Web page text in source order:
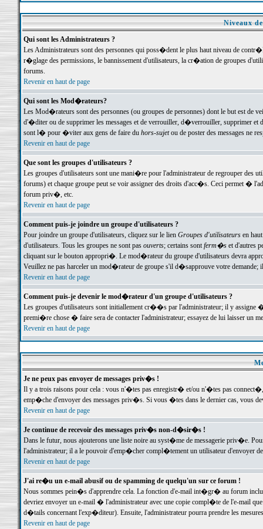
Niveaux
Qui sont les Administrateurs ?
Les Administrateurs sont des personnes qui poss�dent le plus haut niveau de
r�glage des permissions, le bannissement d'utilisateurs, la cr�ation de groupes
forums.
Revenir en haut de page
Qui sont les Mod�rateurs?
Les Mod�rateurs sont des personnes (ou groupes de personnes) dont le but est de
d'�diter ou de supprimer les messages et de verrouiller, d�verrouiller, supprimer
sont l� pour �viter aux gens de faire du hors-sujetou de poster des messages ne
Revenir en haut de page
Que sont les groupes d'utilisateurs ?
Les groupes d'utilisateurs sont une mani�re pour l'administrateur de regrouper des
forums) et chaque groupe peut se voir assigner des droits d'acc�s. Ceci permet
forum priv�, etc.
Revenir en haut de page
Comment puis-je joindre un groupe d'utilisateurs ?
Pour joindre un groupe d'utilisateurs, cliquez sur le lien Groupes d'utilisateursen haut
d'utilisateurs. Tous les groupes ne sont pas ouverts; certains sontferm�set d'autres
cliquant sur le bouton appropri�. Le mod�rateur du groupe d'utilisateurs devra
Veuillez ne pas harceler un mod�rateur de groupe s'il d�sapprouve votre demande;
Revenir en haut de page
Comment puis-je devenir le mod�rateur d'un groupe d'utilisateurs ?
Les groupes d'utilisateurs sont initiallement cr��s par l'administrateur; il y
premi�re chose � faire sera de contacter l'administrateur; essayez de lui laisser un
Revenir en haut de page
Je ne peux pas envoyer de messages priv�s !
Il y a trois raisons pour cela : vous n'�tes pas enregistr� et/ou n'�tes pas
emp�che d'envoyer des messages priv�s. Si vous �tes dans le dernier cas, vous
Revenir en haut de page
Je continue de recevoir des messages priv�s non-d�sir�s !
Dans le futur, nous ajouterons une liste noire au syst�me de messagerie priv�e.
l'administrateur; il a le pouvoir d'emp�cher compl�tement un utilisateur d'envoyer
Revenir en haut de page
J'ai re�u un e-mail abusif ou de spamming de quelqu'un sur ce forum !
Nous sommes pein�s d'apprendre cela. La fonction d'e-mail int�gr� au forum inclut
devriez envoyer un e-mail � l'administrateur avec une copie compl�te de l'e-mail
d�tails concernant l'exp�diteur). Ensuite, l'administrateur pourra prendre les
Revenir en haut de page